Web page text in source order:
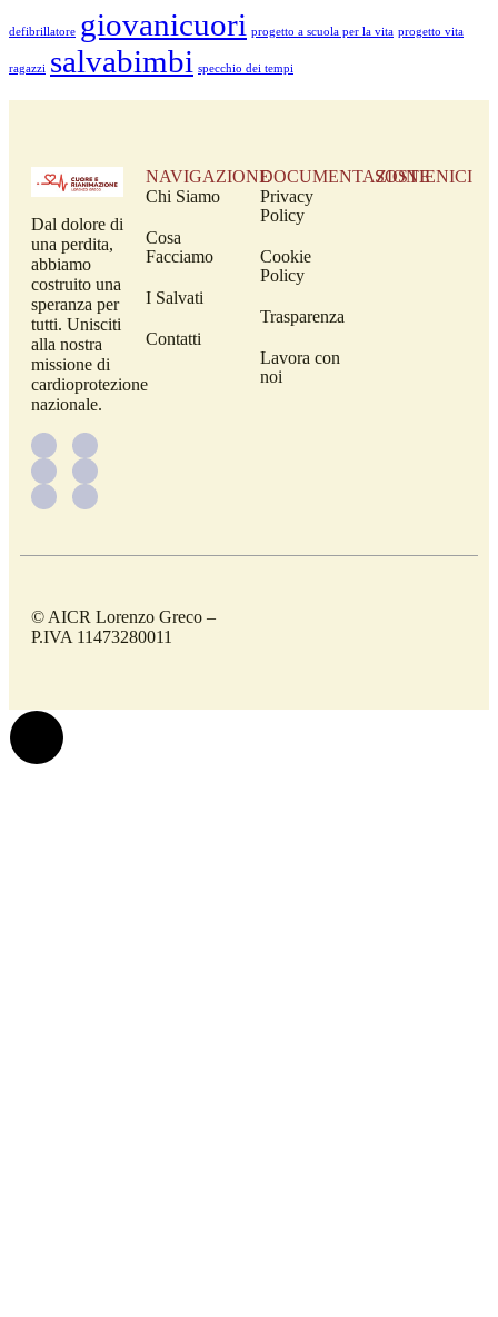
defibrillatore giovanicuori progetto a scuola per la vita progetto vita
ragazzi salvabimbi specchio dei tempi
Dal dolore di
una perdita,
abbiamo
costruito una
speranza per
tutti. Unisciti
alla nostra
missione di
cardioprotezione
nazionale.
NAVIGAZIONE
Chi Siamo
Cosa
Facciamo
I Salvati
Contatti
DOCUMENTAZIONE
Privacy
Policy
Cookie
Policy
Trasparenza
Lavora con
noi
SOSTIENICI
© AICR Lorenzo Greco –
P.IVA 11473280011